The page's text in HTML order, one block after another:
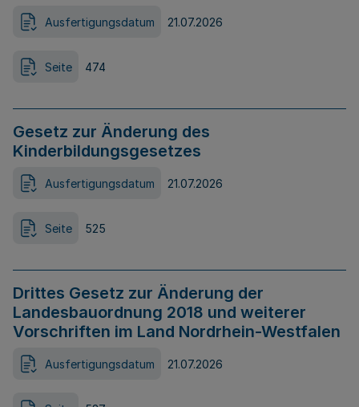
Ausfertigungsdatum 21.07.2026
Seite 474
Gesetz zur Änderung des
Kinderbildungsgesetzes
Ausfertigungsdatum 21.07.2026
Seite 525
Drittes Gesetz zur Änderung der
Landesbauordnung 2018 und weiterer
Vorschriften im Land Nordrhein-Westfalen
Ausfertigungsdatum 21.07.2026